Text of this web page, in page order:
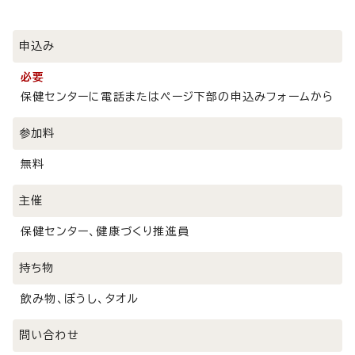
申込み
必要
保健センターに電話またはページ下部の申込みフォームから
参加料
無料
主催
保健センター、健康づくり推進員
持ち物
飲み物、ぼうし、タオル
問い合わせ